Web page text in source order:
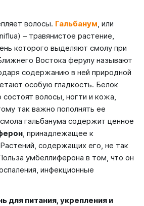
волосы. Гальбанум, или
– травянистое растение,
которого выделяют смолу при
Востока ферулу называют
содержанию в ней природной
особую гладкость. Белок
состоят волосы, ногти и кожа,
так важно пополнять ее
гальбанума содержит ценное
, принадлежащее к
содержащих его, не так
умбеллиферона в том, что он
инфекционные
для питания, укрепления и